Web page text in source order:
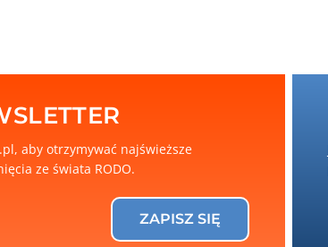
aby otrzymywać najświeższe
ze świata RODO.
ZAPISZ SIĘ